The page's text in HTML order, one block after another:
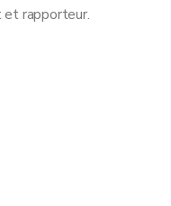
et rapporteur.